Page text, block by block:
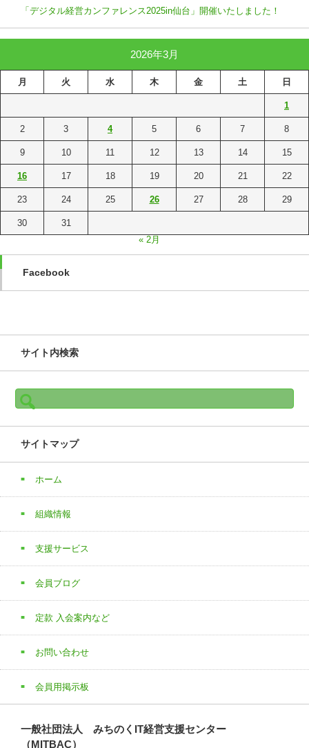
「デジタル経営カンファレンス2025in仙台」開催いたしました！
2026年3月
月 火 水 木 金 土 日
1
2 3 4 5 6 7 8
9 10 11 12 13 14 15
16 17 18 19 20 21 22
23 24 25 26 27 28 29
30
31
« 2月
Facebook
サイト内検索
検
索:
サイトマップ
ホーム
組織情報
支援サービス
会員ブログ
定款 入会案内など
お問い合わせ
会員用掲示板
一般社団法人 みちのくIT経営支援センター
（MITBAC）